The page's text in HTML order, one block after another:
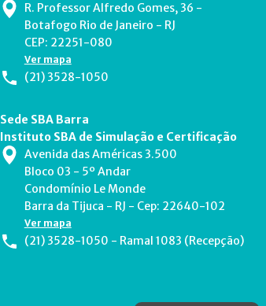
R. Professor Alfredo Gomes, 36 -
Botafogo Rio de Janeiro - RJ
CEP: 22251-080
Ver mapa
(21) 3528-1050
Sede SBA Barra
Instituto SBA de Simulação e Certificação
Avenida das Américas 3.500
Bloco 03 - 5º Andar
Condomínio Le Monde
Barra da Tijuca - RJ - Cep: 22640-102
Ver mapa
(21) 3528-1050 - Ramal 1083 (Recepção)